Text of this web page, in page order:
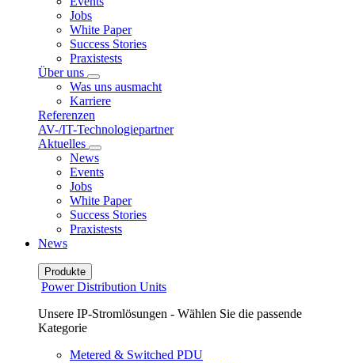
Jobs
White Paper
Success Stories
Praxistests
Über uns
Was uns ausmacht
Karriere
Referenzen
AV-/IT-Technologiepartner
Aktuelles
News
Events
Jobs
White Paper
Success Stories
Praxistests
News
Produkte
Power Distribution Units
Unsere IP-Stromlösungen - Wählen Sie die passende
Kategorie
Metered & Switched PDU